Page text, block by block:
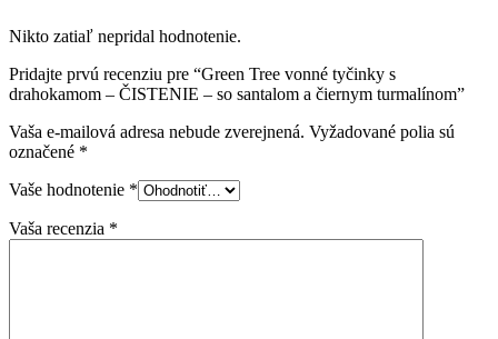
Nikto zatiaľ nepridal hodnotenie.
Pridajte prvú recenziu pre “Green Tree vonné tyčinky s
drahokamom – ČISTENIE – so santalom a čiernym turmalínom”
Vaša e-mailová adresa nebude zverejnená. Vyžadované polia sú
označené *
Vaše hodnotenie *
Vaša recenzia *